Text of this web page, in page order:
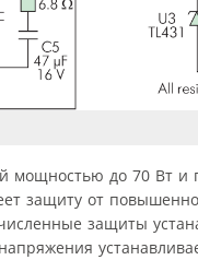
мощностью до 70 Вт и
защиту от
защиты